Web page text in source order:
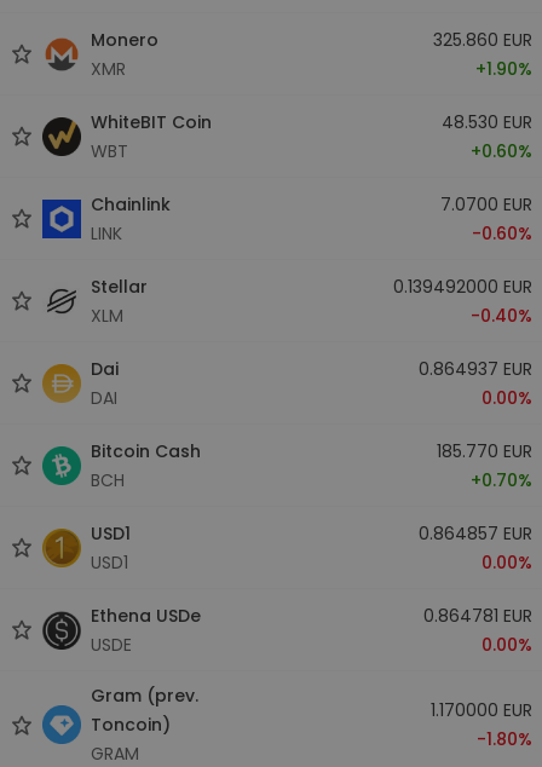
Monero
XMR
325.860 EUR
+1.90%
WhiteBIT Coin
WBT
48.530 EUR
+0.60%
Chainlink
LINK
7.0700 EUR
-0.60%
Stellar
XLM
0.139492000 EUR
-0.40%
Dai
DAI
0.864937 EUR
0.00%
Bitcoin Cash
BCH
185.770 EUR
+0.70%
USD1
USD1
0.864857 EUR
0.00%
Ethena USDe
USDE
0.864781 EUR
0.00%
Gram (prev.
Toncoin)
GRAM
1.170000 EUR
-1.80%